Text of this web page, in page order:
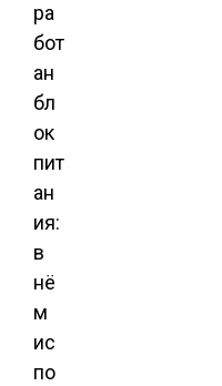
ра
бот
ан
бл
ок
пит
ан
ия:
в
нё
м
ис
по